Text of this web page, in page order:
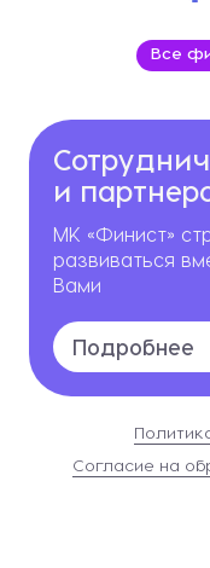
Все
и
МК «Финист»
развиваться
Вами
Подробнее
Согласие на